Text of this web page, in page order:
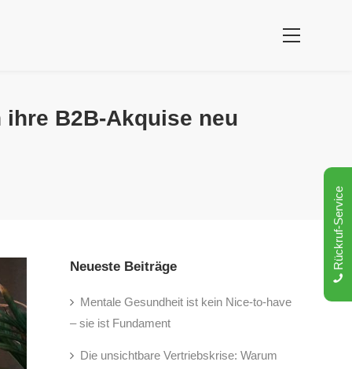
B2B-Akquise neu
Neueste Beiträge
Mentale Gesundheit ist kein Nice-to-have
– sie ist Fundament
Die unsichtbare Vertriebskrise: Warum
Rückruf-Service